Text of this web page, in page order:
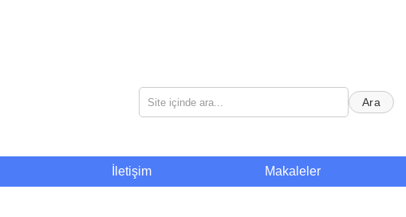
Ara
İletişim Makaleler